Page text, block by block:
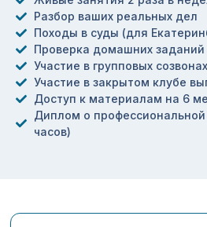
Разбор ваших реальных дел
Походы в суды (для
Проверка домашних заданий
Участие в групповых созвонах
Участие в закрытом клубе
Доступ к материалам на 6
Диплом о профессиональной
часов)